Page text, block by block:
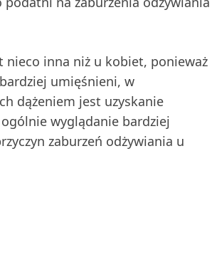
nieco inna niż u kobiet, ponieważ
umięśnieni, w
dążeniem jest uzyskanie
wyglądanie bardziej
zaburzeń odżywiania u